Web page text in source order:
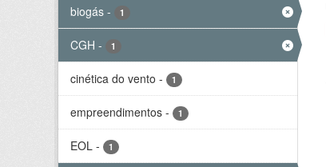
biogás - 1
CGH - 1
cinética do vento - 1
empreendimentos - 1
EOL - 1